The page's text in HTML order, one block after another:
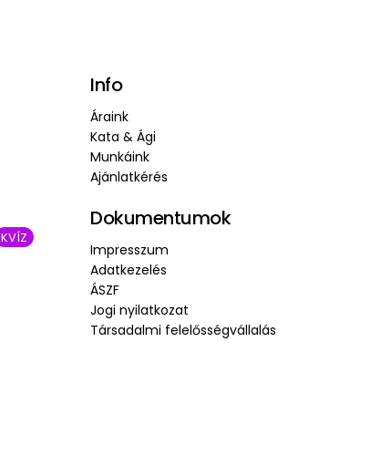
KVÍZ
Info
Áraink
Kata & Ági
Munkáink
Ajánlatkérés
Dokumentumok
Impresszum
Adatkezelés
ÁSZF
Jogi nyilatkozat
Társadalmi felelősségvállalás